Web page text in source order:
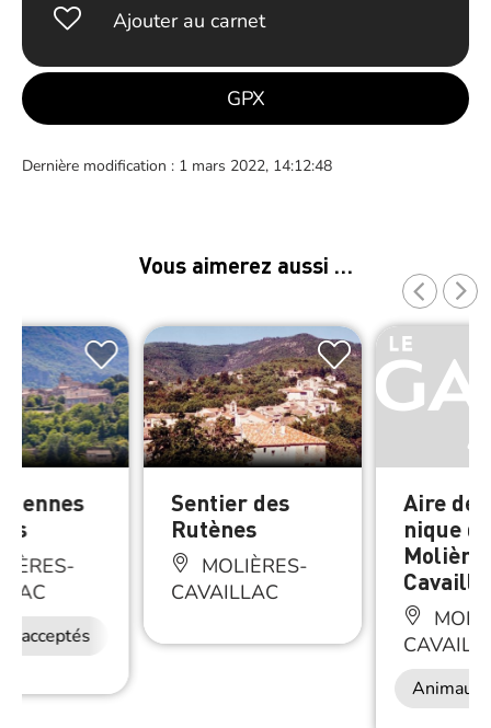
Ajouter au carnet
GPX
Dernière modification : 1 mars 2022, 14:12:48
Vous aimerez aussi …
acceptés
Sentier des
Rutènes
MOLIÈRES-
CAVAILLAC
Aire de
nique de
Animaux